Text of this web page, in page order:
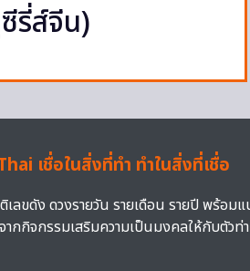
รี่ส์จีน)
เชื่อในสิ่งที่ทำ ทำในสิ่งที่เชื่อ
เลขดัง ดวงรายวัน รายเดือน รายปี พร้อมแ
ากกิจกรรมเสริมความเป็นมงคลให้กับตัวท่